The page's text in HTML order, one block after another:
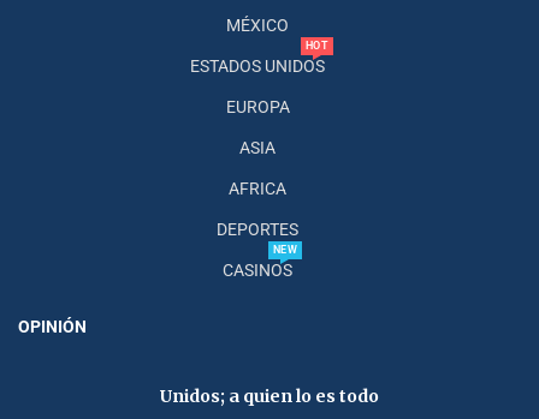
MÉXICO
ESTADOS UNIDOS
HOT
EUROPA
ASIA
AFRICA
DEPORTES
CASINOS
NEW
OPINIÓN
Unidos; a quien lo es todo